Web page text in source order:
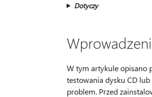
Dotyczy
W tym artykule opisano
testowania dysku CD
problem. Przed